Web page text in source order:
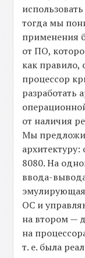
тогда мы
применения
от ПО,
как
процессор
разработать
от наличия
Мы
8080. На
ввода-
ОС и
на втором —
на
т. е. была